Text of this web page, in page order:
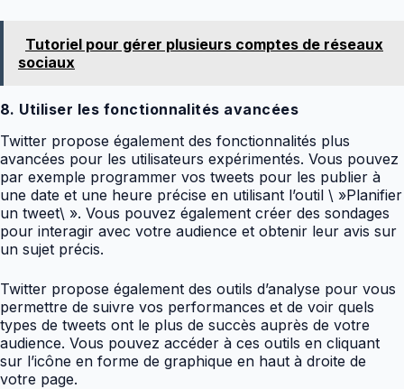
Tutoriel pour gérer plusieurs comptes de réseaux
sociaux
8. Utiliser les fonctionnalités avancées
Twitter propose également des fonctionnalités plus
avancées pour les utilisateurs expérimentés. Vous pouvez
par exemple programmer vos tweets pour les publier à
une date et une heure précise en utilisant l’outil \ »Planifier
un tweet\ ». Vous pouvez également créer des sondages
pour interagir avec votre audience et obtenir leur avis sur
un sujet précis.
Twitter propose également des outils d’analyse pour vous
permettre de suivre vos performances et de voir quels
types de tweets ont le plus de succès auprès de votre
audience. Vous pouvez accéder à ces outils en cliquant
sur l’icône en forme de graphique en haut à droite de
votre page.